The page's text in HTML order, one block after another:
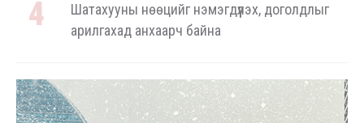
Шатахууны нөөцийг нэмэгдүүлэх, доголдлыг
арилгахад анхаарч байна
ОХУ-аас шатахууны импорт тасралтгүй
хийгдэж байна